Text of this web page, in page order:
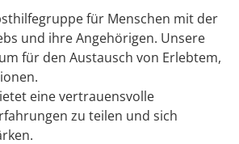
für Menschen mit der
und ihre Angehörigen. Unsere
für den Austausch von Erlebtem,
eine vertrauensvolle
zu teilen und sich